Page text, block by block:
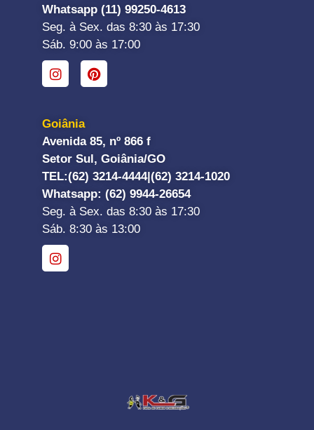
Whatsapp (11) 99250-4613
Seg. à Sex. das 8:30 às 17:30
Sáb. 9:00 às 17:00
Goiânia
Avenida 85, nº 866 f
Setor Sul, Goiânia/GO
TEL:(62) 3214-4444|(62) 3214-1020
Whatsapp: (62) 9944-26654
Seg. à Sex. das 8:30 às 17:30
Sáb. 8:30 às 13:00